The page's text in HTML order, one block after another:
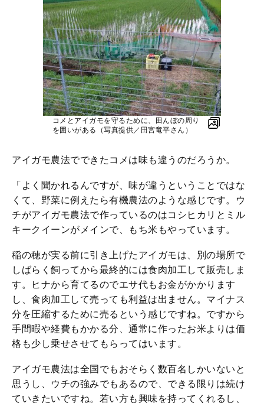
コメとアイガモを守るために、田んぼの周り
を囲いがある（写真提供／田宮竜平さん）
アイガモ農法でできたコメは味も違うのだろうか。
「よく聞かれるんですが、味が違うということではな
くて、野菜に例えたら有機農法のような感じです。ウ
チがアイガモ農法で作っているのはコシヒカリとミル
キークイーンがメインで、もち米もやっています。
稲の穂が実る前に引き上げたアイガモは、別の場所で
しばらく飼ってから最終的には食肉加工して販売しま
す。ヒナから育てるのでエサ代もお金がかかります
し、食肉加工して売っても利益は出ません。マイナス
分を圧縮するために売るという感じですね。ですから
手間暇や経費もかかる分、通常に作ったお米よりは価
格も少し乗せさせてもらってはいます。
アイガモ農法は全国でもおそらく数百名しかいないと
思うし、ウチの強みでもあるので、できる限りは続け
ていきたいですね。若い方も興味を持ってくれるし、